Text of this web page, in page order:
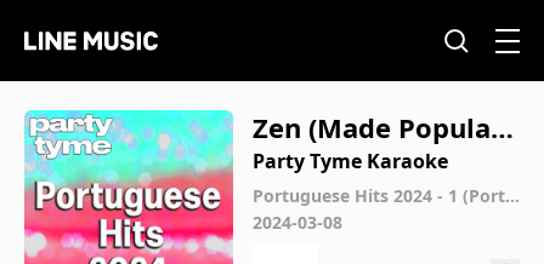
Zen (Made Popular
By Anitta) [Karaoke
Version]
Party Tyme Karaoke
Portuguese Hits 2024 - 1 (Portu
guese Karaoke Versions)
2024-03-08